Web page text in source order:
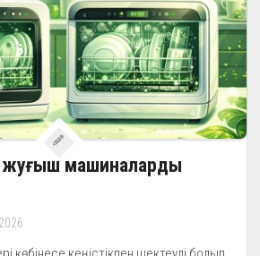
машиналарды